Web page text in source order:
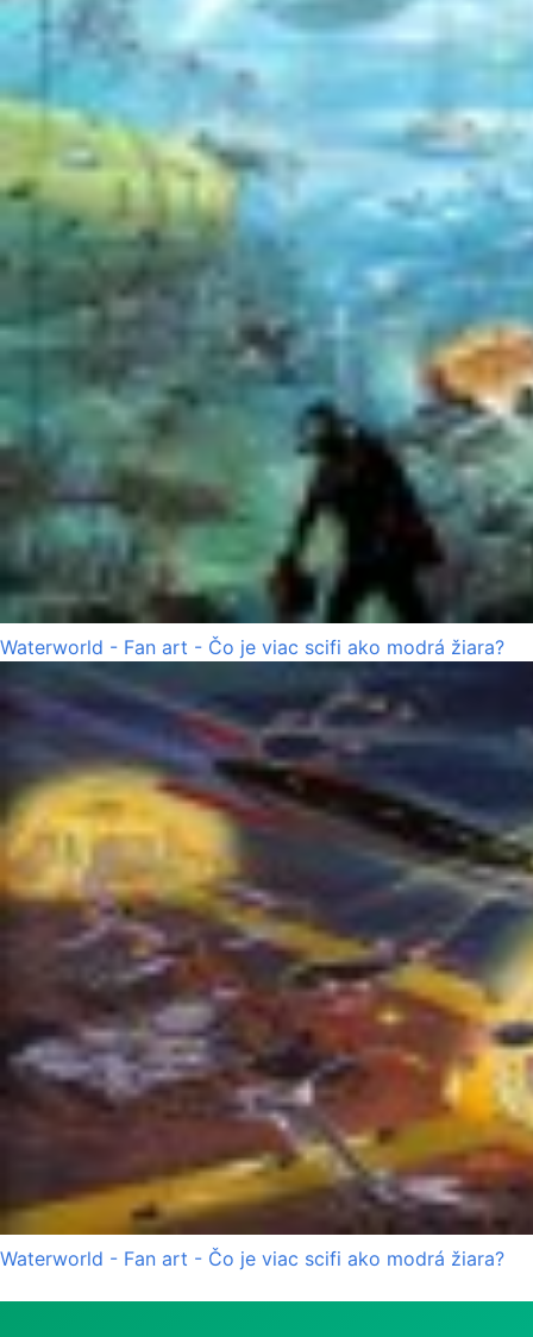
Waterworld - Fan art - Čo je viac scifi ako modrá žiara?
Waterworld - Fan art - Čo je viac scifi ako modrá žiara?